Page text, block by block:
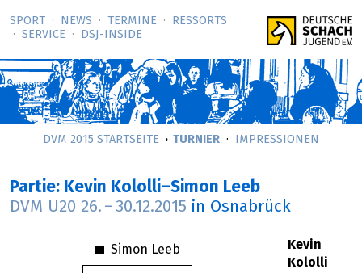
SPORT NEWS TERMINE
RESSORTS
SERVICE
DSJ-­INSIDE
DVM 2015 STARTSEITE TURNIER IMPRESSIONEN
Partie: Kevin Kololli–Simon Leeb
DVM U20 26. – 30.12.2015 in Osnabrück
Simon Leeb
Kevin
Kololli